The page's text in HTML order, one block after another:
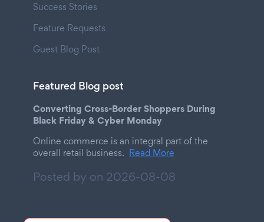
Success Stories
Feature Requests
Guest Blog Post
Featured Blog post
Converting Cross-Border Shoppers During
Black Friday & Cyber Monday
Online commerce is an integral part of the
overall retail business. Read More
Posted by on 2026-08-08